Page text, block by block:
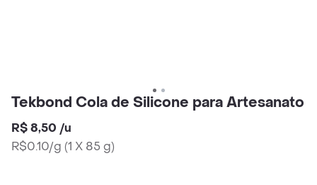
Tekbond Cola de Silicone para Artesanato
R$ 8,50 /u
R$0.10/g (1 X 85 g)